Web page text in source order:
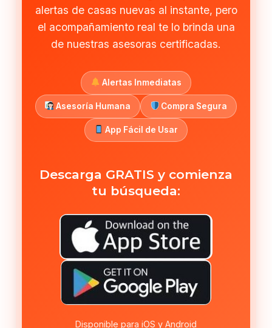
alertas de casas nuevas al instante, pero
el acompañamiento real te lo brinda una
de nuestras asesoras certificadas.
Alertas Inmediatas
Asesoría Humana Compra Segura
App Fácil de Usar
Descarga GRATIS y comienza
tu búsqueda:
Disponible para iOS y Android